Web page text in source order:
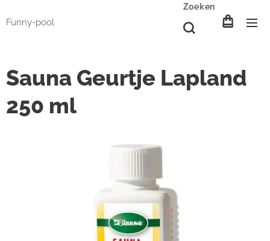
Funny-pool
Zoeken
Sauna Geurtje Lapland
250 ml